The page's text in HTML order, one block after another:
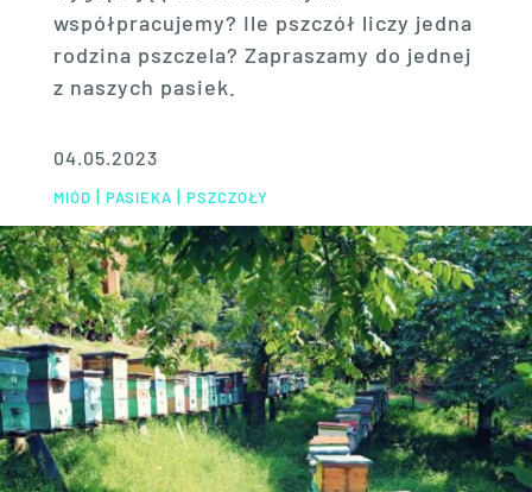
współpracujemy? Ile pszczół liczy jedna
rodzina pszczela? Zapraszamy do jednej
z naszych pasiek.
04.05.2023
MIÓD | PASIEKA | PSZCZOŁY